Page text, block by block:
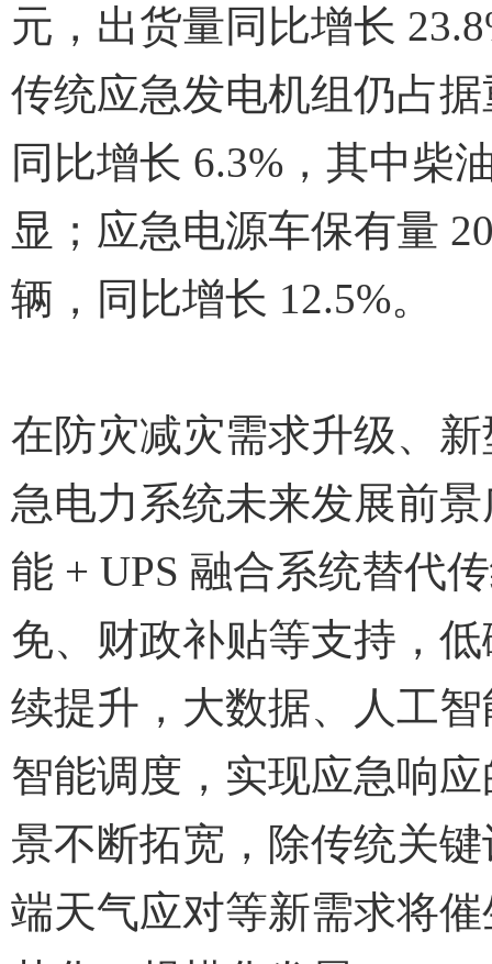
元，出货量同比增长
传统应急发电机组仍占
同比增长 6.3%，其中柴
显；应急电源车保有量
辆，同比增长 12.5%。
在防灾减灾需求升级、
急电力系统未来发展前
能 + UPS 融合系统替代
免、财政补贴等支持，
续提升，大数据、人工
智能调度，实现应急响
景不断拓宽，除传统关
端天气应对等新需求将